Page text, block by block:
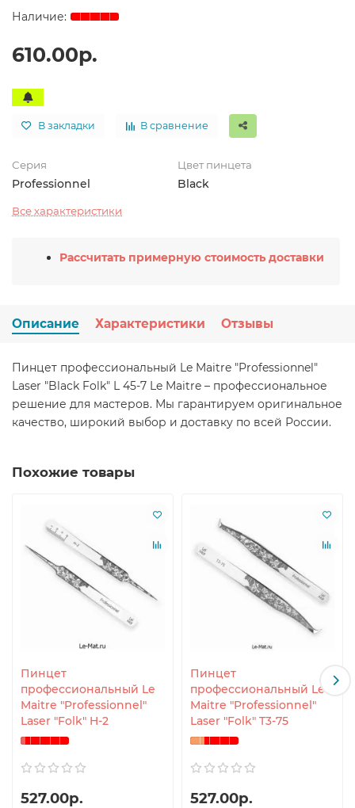
610.00р.
В закладки В сравнение
Серия
Professionnel
Цвет пинцета
Black
Все характеристики
Рассчитать примерную стоимость доставки
Описание Характеристики Отзывы
Пинцет профессиональный Le Maitre "Professionnel"
Laser "Black Folk" L 45-7 Le Maitre – профессиональное
решение для мастеров. Мы гарантируем оригинальное
качество, широкий выбор и доставку по всей России.
Похожие товары
Пинцет
профессиональный Le
Maitre "Professionnel"
Laser "Folk" H-2
527.00р.
Пинцет
профессиональный Le
Maitre "Professionnel"
Laser "Folk" T3-75
527.00р.